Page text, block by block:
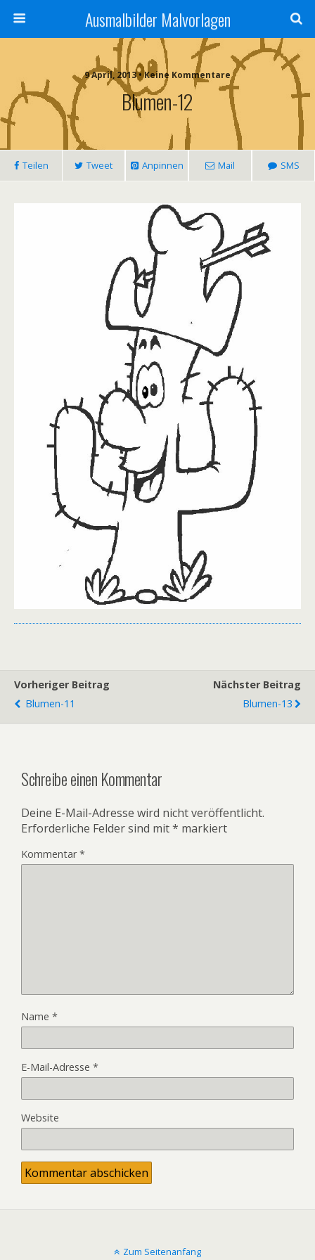
Ausmalbilder Malvorlagen
9 April, 2013 • Keine Kommentare
Blumen-12
Teilen Tweet Anpinnen Mail SMS
Vorheriger Beitrag
Blumen-11
Nächster Beitrag
Blumen-13
Schreibe einen Kommentar
Deine E-Mail-Adresse wird nicht veröffentlicht.
Erforderliche Felder sind mit* markiert
Kommentar*
Name *
E-Mail-Adresse *
Website
Zum Seitenanfang